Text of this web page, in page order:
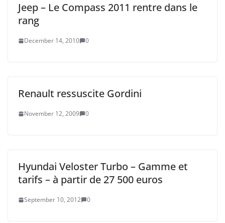
Jeep – Le Compass 2011 rentre dans le
rang
December 14, 2010 0
Renault ressuscite Gordini
November 12, 2009 0
Hyundai Veloster Turbo – Gamme et
tarifs – à partir de 27 500 euros
September 10, 2012 0